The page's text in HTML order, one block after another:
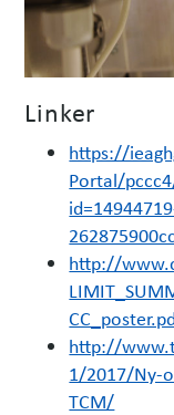
Linker
https://
Portal/
http://
http://
1/2017/Ny-
TCM/